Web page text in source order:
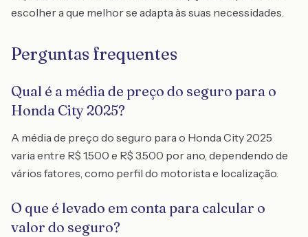
escolher a que melhor se adapta às suas necessidades.
Perguntas frequentes
Qual é a média de preço do seguro para o
Honda City 2025?
A média de preço do seguro para o Honda City 2025
varia entre R$ 1.500 e R$ 3.500 por ano, dependendo de
vários fatores, como perfil do motorista e localização.
O que é levado em conta para calcular o
valor do seguro?